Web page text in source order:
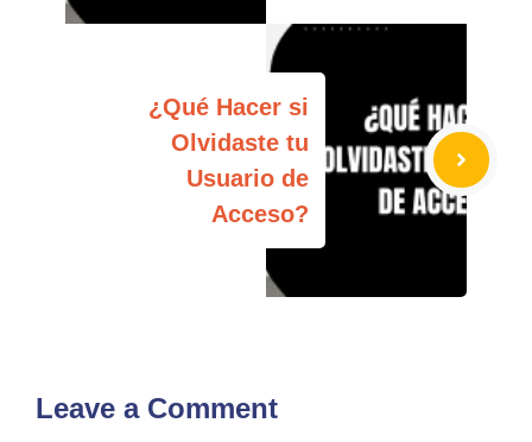
¿Qué Hacer si
Olvidaste tu
Usuario de
Acceso?
Leave a Comment